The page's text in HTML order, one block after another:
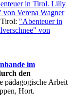
"Abenteuer in
von
im
den
pädagogische Arbeit
Hort.